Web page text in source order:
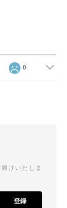
0
けいたしま
登録